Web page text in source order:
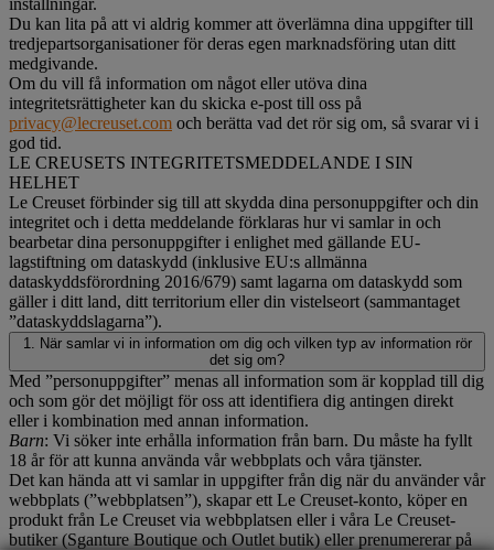
Du kan lita på att vi aldrig kommer att överlämna dina uppgifter till
tredjepartsorganisationer för deras egen marknadsföring utan ditt
medgivande.
Om du vill få information om något eller utöva dina
integritetsrättigheter kan du skicka e-post till oss på
privacy@lecreuset.com och berätta vad det rör sig om, så svarar vi i
god tid.
LE CREUSETS INTEGRITETSMEDDELANDE I SIN
HELHET
Le Creuset förbinder sig till att skydda dina personuppgifter och din
integritet och i detta meddelande förklaras hur vi samlar in och
bearbetar dina personuppgifter i enlighet med gällande EU-
lagstiftning om dataskydd (inklusive EU:s allmänna
dataskyddsförordning 2016/679) samt lagarna om dataskydd som
gäller i ditt land, ditt territorium eller din vistelseort (sammantaget
”dataskyddslagarna”).
1. När samlar vi in information om dig och vilken typ av information rör
det sig om?
Med ”personuppgifter” menas all information som är kopplad till dig
och som gör det möjligt för oss att identifiera dig antingen direkt
eller i kombination med annan information.
Barn: Vi söker inte erhålla information från barn. Du måste ha fyllt
18 år för att kunna använda vår webbplats och våra tjänster.
Det kan hända att vi samlar in uppgifter från dig när du använder vår
webbplats (”webbplatsen”), skapar ett Le Creuset-konto, köper en
produkt från Le Creuset via webbplatsen eller i våra Le Creuset-
butiker (Sganture Boutique och Outlet butik) eller prenumererar på